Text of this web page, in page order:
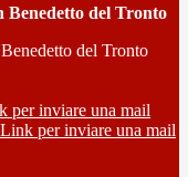
Benedetto del Tronto
del Tronto
per inviare una mail
Link per inviare una mail